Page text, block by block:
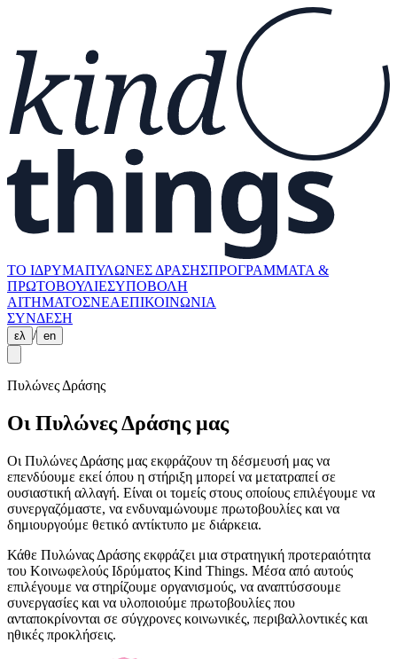
ΤΟ ΙΔΡΥΜΑΠΥΛΩΝΕΣ ΔΡΑΣΗΣΠΡΟΓΡΑΜΜΑΤΑ &
ΠΡΩΤΟΒΟΥΛΙΕΣΥΠΟΒΟΛΗ
ΑΙΤΗΜΑΤΟΣΝΕΑΕΠΙΚΟΙΝΩΝΙΑ
ΣΥΝΔΕΣΗ
ελ / en
Πυλώνες Δράσης
Οι Πυλώνες Δράσης μας
Οι Πυλώνες Δράσης μας εκφράζουν τη δέσμευσή μας να
επενδύουμε εκεί όπου η στήριξη μπορεί να μετατραπεί σε
ουσιαστική αλλαγή. Είναι οι τομείς στους οποίους επιλέγουμε να
συνεργαζόμαστε, να ενδυναμώνουμε πρωτοβουλίες και να
δημιουργούμε θετικό αντίκτυπο με διάρκεια.
Κάθε Πυλώνας Δράσης εκφράζει μια στρατηγική προτεραιότητα
του Κοινωφελούς Ιδρύματος Kind Things. Μέσα από αυτούς
επιλέγουμε να στηρίζουμε οργανισμούς, να αναπτύσσουμε
συνεργασίες και να υλοποιούμε πρωτοβουλίες που
ανταποκρίνονται σε σύγχρονες κοινωνικές, περιβαλλοντικές και
ηθικές προκλήσεις.